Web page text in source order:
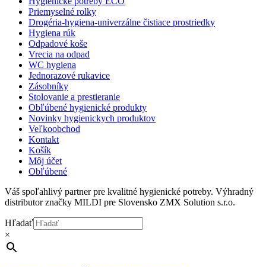
Priemyselné rolky
Drogéria-hygiena-univerzálne čistiace prostriedky
Hygiena rúk
Odpadové koše
Vrecia na odpad
WC hygiena
Jednorazové rukavice
Zásobníky
Stolovanie a prestieranie
Obľúbené hygienické produkty
Novinky hygienickych produktov
Veľkoobchod
Kontakt
Košík
Môj účet
Obľúbené
Váš spoľahlivý partner pre kvalitné hygienické potreby. Výhradný
distributor značky MILDI pre Slovensko ZMX Solution s.r.o.
Hľadať
×